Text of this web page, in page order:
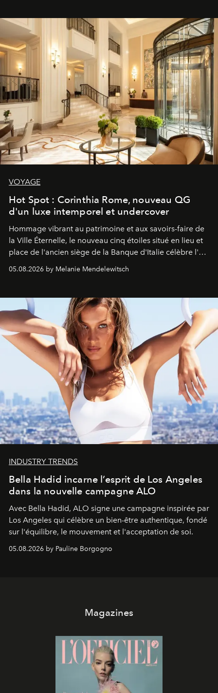
VOYAGE
Hot Spot : Corinthia Rome, nouveau QG
d'un luxe intemporel et undercover
Hommage vibrant au patrimoine et aux savoirs-faire de
la Ville Éternelle, le nouveau cinq étoiles situé en lieu et
place de l'ancien siège de la Banque d'Italie célèbre l'art
de vivre Romain dans toute son élégance intemporelle.
05.08.2026 by Melanie Mendelewitsch
INDUSTRY TRENDS
Bella Hadid incarne l’esprit de Los Angeles
dans la nouvelle campagne ALO
Avec Bella Hadid, ALO signe une campagne inspirée par
Los Angeles qui célèbre un bien-être authentique, fondé
sur l'équilibre, le mouvement et l'acceptation de soi.
05.08.2026 by Pauline Borgogno
Magazines